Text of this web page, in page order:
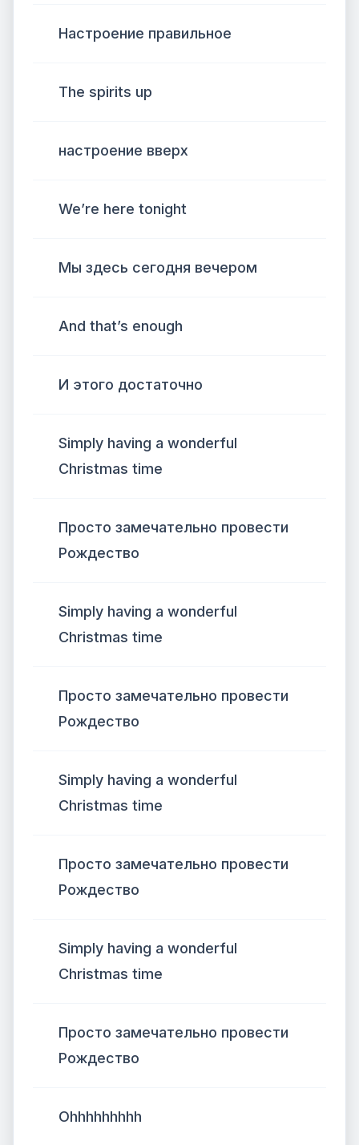
Настроение правильное
The spirits up
настроение вверх
We’re here tonight
Мы здесь сегодня вечером
And that’s enough
И этого достаточно
Simply having a wonderful
Christmas time
Просто замечательно провести
Рождество
Simply having a wonderful
Christmas time
Просто замечательно провести
Рождество
Simply having a wonderful
Christmas time
Просто замечательно провести
Рождество
Simply having a wonderful
Christmas time
Просто замечательно провести
Рождество
Ohhhhhhhhh